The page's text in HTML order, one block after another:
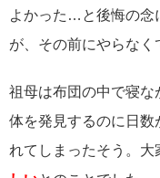
よかった…と後悔の念
が、その前にやらなく
祖母は布団の中で寝
体を発見するのに日
れてしまったそう。大